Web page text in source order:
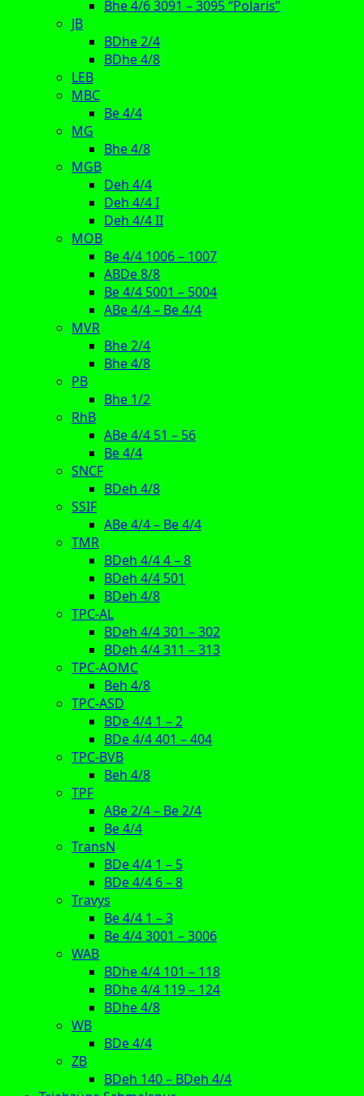
Bhe 4/6 3091 – 3095 “Polaris”
JB
BDhe 2/4
BDhe 4/8
LEB
MBC
Be 4/4
MG
Bhe 4/8
MGB
Deh 4/4
Deh 4/4 I
Deh 4/4 II
MOB
Be 4/4 1006 – 1007
ABDe 8/8
Be 4/4 5001 – 5004
ABe 4/4 – Be 4/4
MVR
Bhe 2/4
Bhe 4/8
PB
Bhe 1/2
RhB
ABe 4/4 51 – 56
Be 4/4
SNCF
BDeh 4/8
SSIF
ABe 4/4 – Be 4/4
TMR
BDeh 4/4 4 – 8
BDeh 4/4 501
BDeh 4/8
TPC-AL
BDeh 4/4 301 – 302
BDeh 4/4 311 – 313
TPC-AOMC
Beh 4/8
TPC-ASD
BDe 4/4 1 – 2
BDe 4/4 401 – 404
TPC-BVB
Beh 4/8
TPF
ABe 2/4 – Be 2/4
Be 4/4
TransN
BDe 4/4 1 – 5
BDe 4/4 6 – 8
Travys
Be 4/4 1 – 3
Be 4/4 3001 – 3006
WAB
BDhe 4/4 101 – 118
BDhe 4/4 119 – 124
BDhe 4/8
WB
BDe 4/4
ZB
BDeh 140 – BDeh 4/4